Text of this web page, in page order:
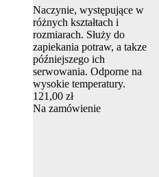
Naczynie, występujące w
różnych kształtach i
rozmiarach. Służy do
zapiekania potraw, a takze
późniejszego ich
serwowania. Odporne na
wysokie temperatury.
121,00 zł
Na zamówienie